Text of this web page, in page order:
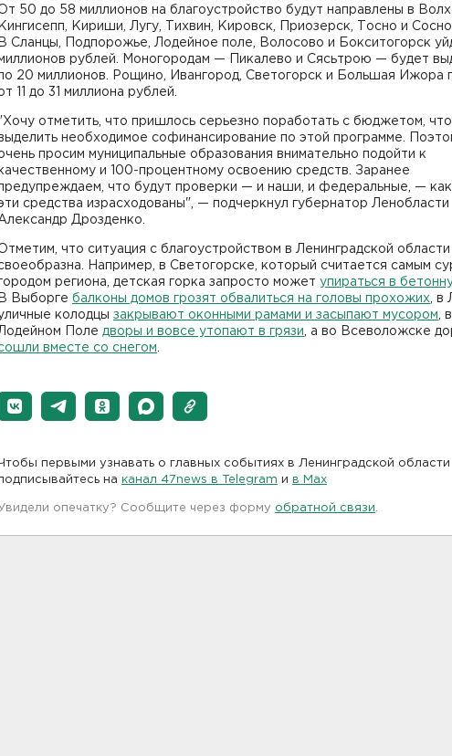
50 до 58 миллионов на благоустройство будут направлены в
Кингисепп, Кириши, Лугу, Тихвин, Кировск, Приозерск, Тосно и
В Сланцы, Подпорожье, Лодейное поле, Волосово и Бокситогорск
рублей. Моногородам — Пикалево и Сясьтрою — будет
20 миллионов. Рощино, Ивангород, Светогорск и Большая Ижора
11 до 31 миллиона рублей.
отметить, что пришлось серьезно поработать с бюджетом,
необходимое софинансирование по этой программе.
просим муниципальные образования внимательно подойти к
и 100-процентному освоению средств. Заранее
что будут проверки — и наши, и федеральные, — как
средства израсходованы", — подчеркнул губернатор Ленобласти
Дрозденко.
что ситуация с благоустройством в Ленинградской области
Например, в Светогорске, который считается самым
региона, детская горка запросто может упираться в
В Выборге балконы домов грозят обвалиться на головы прохожих , в
колодцы закрывают оконными рамами и засыпают мусором , в
Поле дворы и вовсе утопают в грязи , а во Всеволожске
вместе со снегом
первыми узнавать о главных событиях в Ленинградской области
на канал 47news в Telegram и в Maх
опечатку? Сообщите через форму обратной связи